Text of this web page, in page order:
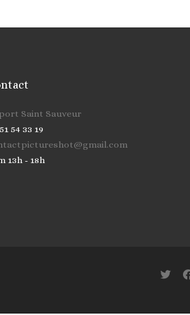
Saint Sauveur
54 33 19
13h - 18h